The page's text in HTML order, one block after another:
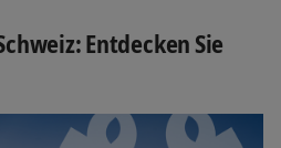
Entdecken Sie